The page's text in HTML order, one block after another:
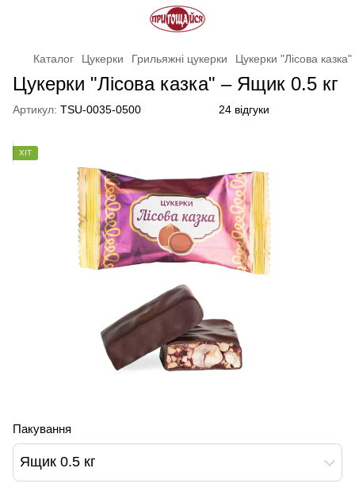
Каталог Цукерки Грильяжні цукерки Цукерки "Лісова
Цукерки "Лісова казка" – Ящик 0.5 кг
Артикул: TSU-0035-0500 24 відгуки
ХІТ
Пакування
Ящик 0.5 кг